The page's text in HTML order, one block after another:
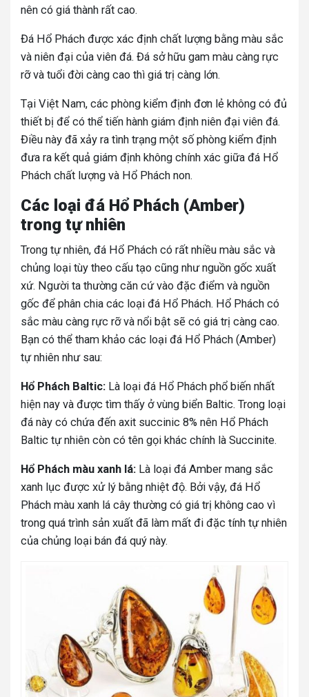
nên có giá thành rất cao.
Đá Hổ Phách được xác định chất lượng bằng màu sắc
và niên đại của viên đá. Đá sở hữu gam màu càng rực
rỡ và tuổi đời càng cao thì giá trị càng lớn.
Tại Việt Nam, các phòng kiểm định đơn lẻ không có đủ
thiết bị để có thể tiến hành giám định niên đại viên đá.
Điều này đã xảy ra tình trạng một số phòng kiểm định
đưa ra kết quả giám định không chính xác giữa đá Hổ
Phách chất lượng và Hổ Phách non.
Các loại đá Hổ Phách (Amber)
trong tự nhiên
Trong tự nhiên, đá Hổ Phách có rất nhiều màu sắc và
chủng loại tùy theo cấu tạo cũng như nguồn gốc xuất
xứ. Người ta thường căn cứ vào đặc điểm và nguồn
gốc để phân chia các loại đá Hổ Phách. Hổ Phách có
sắc màu càng rực rỡ và nổi bật sẽ có giá trị càng cao.
Bạn có thể tham khảo các loại đá Hổ Phách (Amber)
tự nhiên như sau:
Hổ Phách Baltic: Là loại đá Hổ Phách phổ biến nhất
hiện nay và được tìm thấy ở vùng biển Baltic. Trong loại
đá này có chứa đến axit succinic 8% nên Hổ Phách
Baltic tự nhiên còn có tên gọi khác chính là Succinite.
Hổ Phách màu xanh lá: Là loại đá Amber mang sắc
xanh lục được xử lý bằng nhiệt độ. Bởi vậy, đá Hổ
Phách màu xanh lá cây thường có giá trị không cao vì
trong quá trình sản xuất đã làm mất đi đặc tính tự nhiên
của chủng loại bán đá quý này.